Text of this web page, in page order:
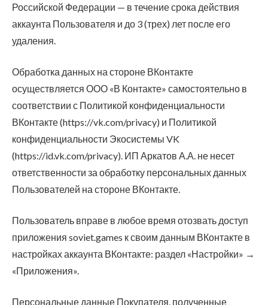
Российской Федерации — в течение срока действия
аккаунта Пользователя и до 3 (трех) лет после его
удаления.
Обработка данных на стороне ВКонтакте
осуществляется ООО «В Контакте» самостоятельно в
соответствии с Политикой конфиденциальности
ВКонтакте (https://vk.com/privacy) и Политикой
конфиденциальности Экосистемы VK
(https://id.vk.com/privacy). ИП Аркатов А.А. не несет
ответственности за обработку персональных данных
Пользователей на стороне ВКонтакте.
Пользователь вправе в любое время отозвать доступ
приложения soviet.games к своим данным ВКонтакте в
настройках аккаунта ВКонтакте: раздел «Настройки» →
«Приложения».
Персональные данные Покупателя, полученные